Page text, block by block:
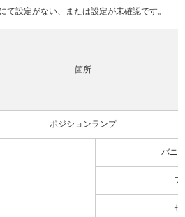
設定がない、または設定が未確認です。
箇所
ポジションランプ
バニ
フ
セ